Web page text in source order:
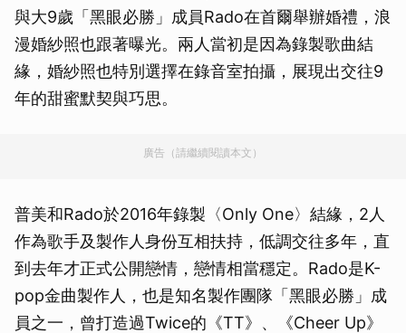
與大9歲「黑眼必勝」成員Rado在首爾舉辦婚禮，浪
漫婚紗照也跟著曝光。兩人當初是因為錄製歌曲結
緣，婚紗照也特別選擇在錄音室拍攝，展現出交往9
年的甜蜜默契與巧思。
廣告（請繼續閱讀本文）
普美和Rado於2016年錄製〈Only One〉結緣，2人
作為歌手及製作人身份互相扶持，低調交往多年，直
到去年才正式公開戀情，戀情相當穩定。Rado是K-
pop金曲製作人，也是知名製作團隊「黑眼必勝」成
員之一，曾打造過Twice的《TT》、《Cheer Up》